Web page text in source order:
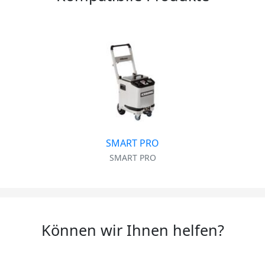
SMART PRO
SMART PRO
Können wir Ihnen helfen?